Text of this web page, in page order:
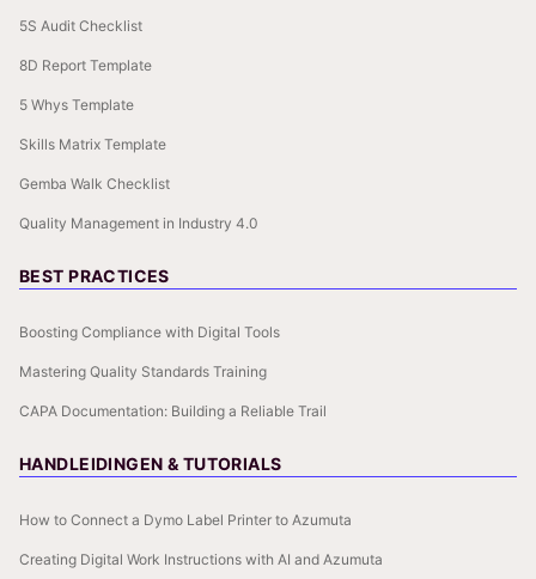
5S Audit Checklist
8D Report Template
5 Whys Template
Skills Matrix Template
Gemba Walk Checklist
Quality Management in Industry 4.0
BEST PRACTICES
Boosting Compliance with Digital Tools
Mastering Quality Standards Training
CAPA Documentation: Building a Reliable Trail
HANDLEIDINGEN & TUTORIALS
How to Connect a Dymo Label Printer to Azumuta
Creating Digital Work Instructions with AI and Azumuta